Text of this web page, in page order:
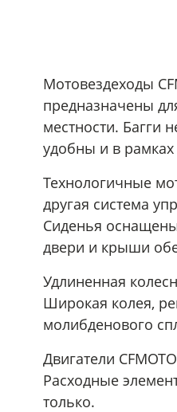
Мотовездеходы
предназначены
местности. Багги
удобны и в рамках
Технологичные
другая система
Сиденья
двери и крыши
Удлиненная
Широкая колея,
молибденового
Двигатели
Расходные
только.